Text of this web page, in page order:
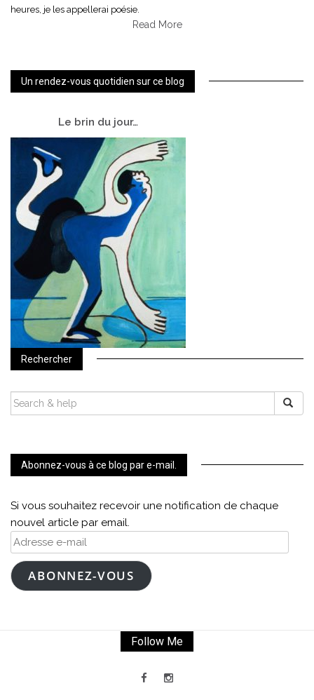
heures, je les appellerai poésie.
Read More
Un rendez-vous quotidien sur ce blog
Le brin du jour…
Rechercher
SEARCH
FOR:
Abonnez-vous à ce blog par e-mail.
Si vous souhaitez recevoir une notification de chaque
nouvel article par email.
Adresse
e-
mailABONNEZ-VOUS
Follow Me